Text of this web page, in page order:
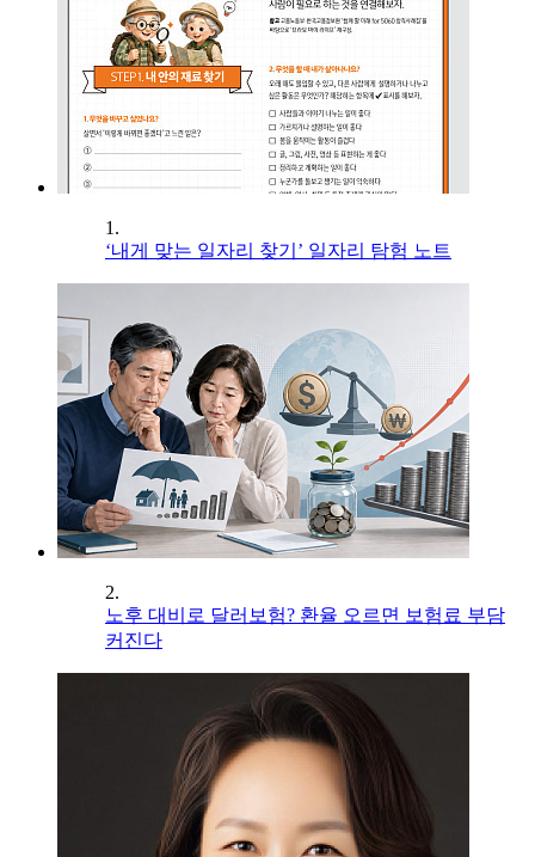
1.
‘내게 맞는 일자리 찾기’ 일자리 탐험 노트
2.
노후 대비로 달러보험? 환율 오르면 보험료 부담
커진다